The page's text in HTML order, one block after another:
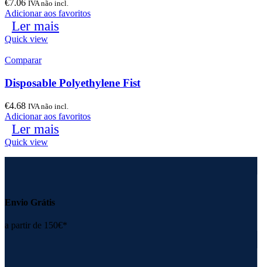
€7.06 IVA não incl.
Adicionar aos favoritos
Ler mais
Quick view
Comparar
Disposable Polyethylene Fist
€4.68 IVA não incl.
Adicionar aos favoritos
Ler mais
Quick view
Envio Grátis
a partir de 150€*